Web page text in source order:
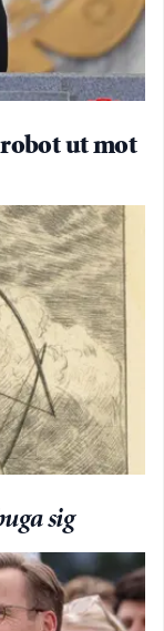
robot ut mot
sig